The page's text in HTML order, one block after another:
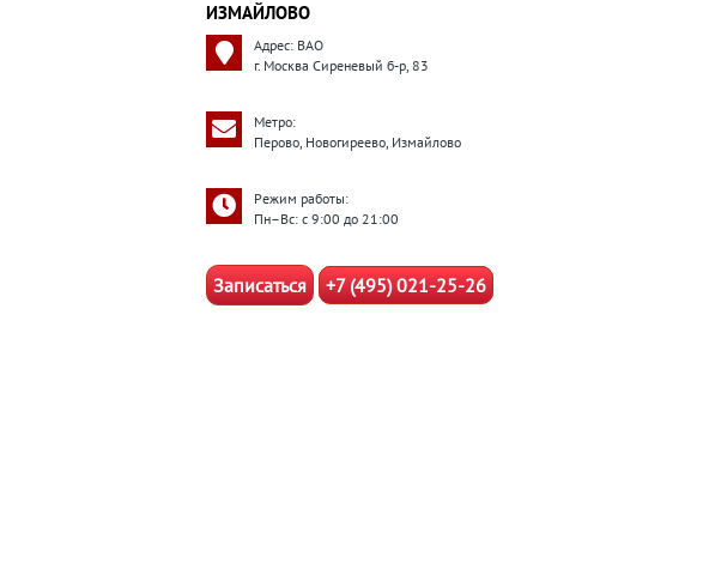
ИЗМАЙЛОВО
Адрес: ВАО
г. Москва Сиреневый б-р, 83
Метро:
Перово, Новогиреево, Измайлово
Режим работы:
Пн–Вс: с 9:00 до 21:00
Записаться +7 (495) 021-25-26